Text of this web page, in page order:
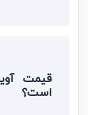
قیمت
است؟